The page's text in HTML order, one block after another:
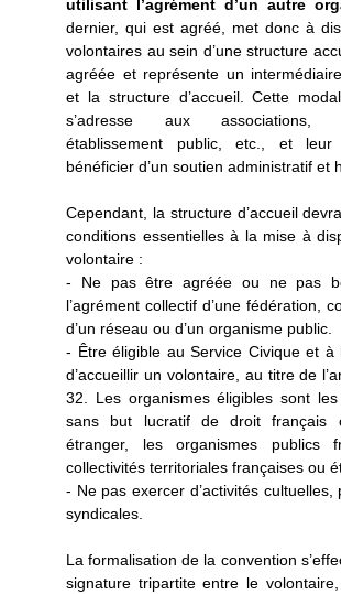
utilisant l’agrément d’un autre
dernier, qui est agréé, met donc à
volontaires au sein d’une structure
agréée et représente un
et la structure d’accueil. Cette
s’adresse aux associations,
établissement public, etc., et
bénéficier d’un soutien administratif et
Cependant, la structure d’accueil
conditions essentielles à la mise à
volontaire :
- Ne pas être agréée ou ne pas
l’agrément collectif d’une fédération,
d’un réseau ou d’un organisme public.
- Être éligible au Service Civique et à
d’accueillir un volontaire, au titre de
32. Les organismes éligibles sont
sans but lucratif de droit français
étranger, les organismes publics
collectivités territoriales françaises ou
- Ne pas exercer d’activités cultuelles,
syndicales.
La formalisation de la convention
signature tripartite entre le